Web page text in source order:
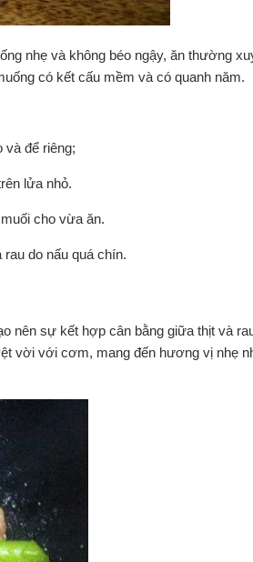
nhẹ và không béo ngậy, ăn thường
có kết cấu mềm và có quanh năm.
và để riêng;
lửa nhỏ.
cho vừa ăn.
do nấu quá chín.
nên sự kết hợp cân bằng giữa thịt và
vời với cơm, mang đến hương vị nhẹ